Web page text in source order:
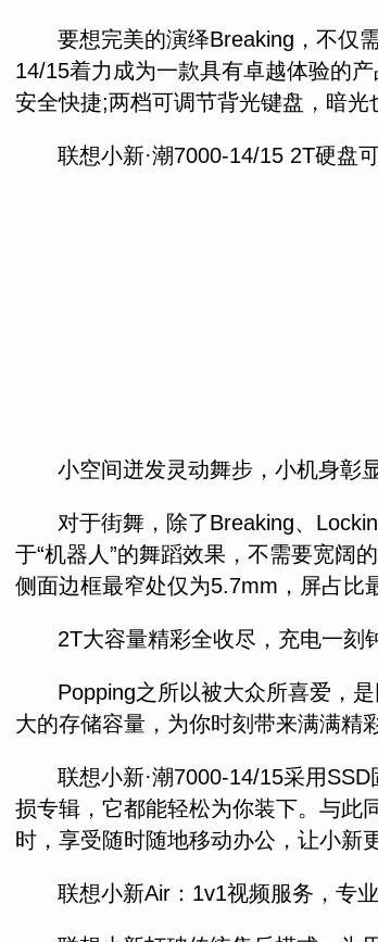
要想完美的演绎Breaking，不仅
14/15着力成为一款具有卓越体验的
安全快捷;两档可调节背光键盘，暗
联想小新·潮7000-14/15 2T硬盘
小空间迸发灵动舞步，小机身彰
对于街舞，除了Breaking、
于“机器人”的舞蹈效果，不需要宽阔
侧面边框最窄处仅为5.7mm，屏占比
2T大容量精彩全收尽，充电一刻
Popping之所以被大众所喜爱，
大的存储容量，为你时刻带来满满精
联想小新·潮7000-14/15采用
损专辑，它都能轻松为你装下。与此
时，享受随时随地移动办公，让小新
联想小新Air：1v1视频服务，专